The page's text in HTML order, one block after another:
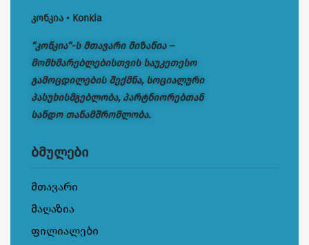
კონკია • Konkia
“კონკია“-ს მთავარი მიზანია –
მომხმარებლებისთვის საუკეთესო
გამოცდილების შექმნა, სოციალური
პასუხისმგებლობა, პარტნიორებთან
სანდო თანამშრომლობა.
ბმულები
მთავარი
მაღაზია
ფილიალები